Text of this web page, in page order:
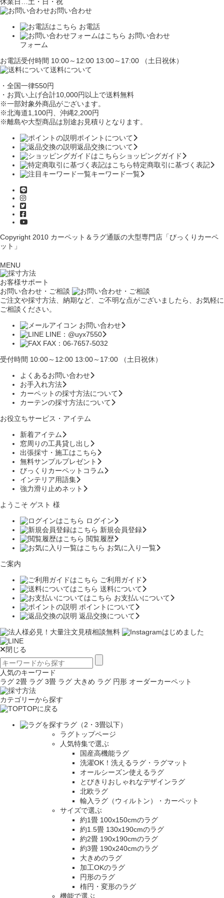
休業日…土・日・祝
お問い合わせ
お電話
お問い合わせ
フォーム
お電話受付時間 10:00～12:00 13:00～17:00 （土日祝休）
送料について
・全国一律550円
・お買い上げ合計10,000円 以上で送料無料
※一部対象外商品がございます。
※北海道1,100円、沖縄2,200円
※離島や大型商品は別途お見積りとなります。
ポイントについて
返品交換について
ショッピングガイド
特定商取引に基づく表記
キーワード一覧
Copyright 2010 カーペット＆ラグ通販の大型専門店「びっくりカーペ
ット」
MENU
お客様サポート
お問い合わせ・ご相談
ご注文や採寸方法、納期など、ご不明な点がございましたら、お気軽に
ご相談ください。
お問い合わせ
LINE：@uyx7550
FAX：06-7657-5032
受付時間 10:00～12:00 13:00～17:00 （土日祝休）
よくあるお問い合わせ
お手入れ方法
カーペットの採寸方法について
カーテンの採寸方法について
お役立ちサービス・アイテム
新着アイテム
窓周りの工具貸し出し
出張採寸・施工はこちら
無料サンプルプレゼント
びっくりカーペットコラム
インテリア用語集
強力滑り止めネット
ようこそ ゲスト 様
ログイン
新規会員登録
閲覧履歴
お気に入り一覧
ご案内
ご利用ガイド
送料について
お支払いについて
ポイントについて
返品交換について
閉じる
人気のキーワード
ラグ 2畳 ラグ 3畳 ラグ 大きめ ラグ 円形 オーダーカーペット
カテゴリーから探す
TOPに戻る
ラグ（2・3畳以下）
ラグトップページ
人気特集で選ぶ
国産高機能ラグ
洗濯OK！洗えるラグ・ラグマット
オールシーズン使えるラグ
とびきりおしゃれなデザインラグ
北欧ラグ
輸入ラグ（ウィルトン）・カーペット
サイズで選ぶ
約1畳 100x150cmのラグ
約1.5畳 130x190cmのラグ
約2畳 190x190cmのラグ
約3畳 190x240cmのラグ
大きめのラグ
加工OKのラグ
円形のラグ
楕円・変形のラグ
機能で選ぶ